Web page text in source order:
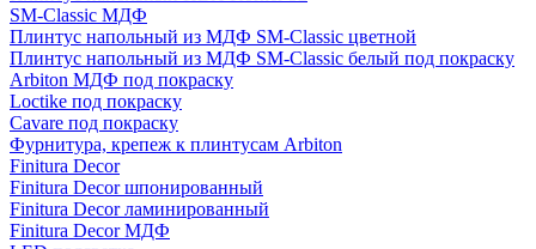
SM-Classic МДФ
Плинтус напольный из МДФ SM-Classic цветной
Плинтус напольный из МДФ SM-Classic белый под покраску
Arbiton МДФ под покраску
Loctike под покраску
Cavare под покраску
Фурнитура, крепеж к плинтусам Arbiton
Finitura Decor
Finitura Decor шпонированный
Finitura Decor ламинированный
Finitura Decor МДФ